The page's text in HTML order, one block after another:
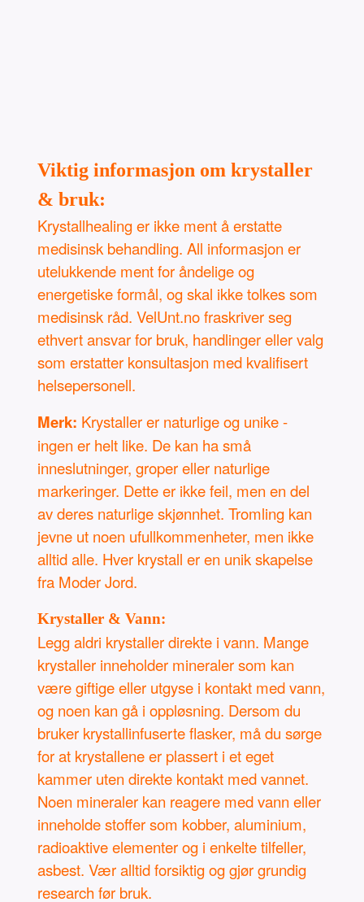
Viktig informasjon om krystaller
& bruk:
Krystallhealing er ikke ment å erstatte
medisinsk behandling. All informasjon er
utelukkende ment for åndelige og
energetiske formål, og skal ikke tolkes som
medisinsk råd. VelUnt.no fraskriver seg
ethvert ansvar for bruk, handlinger eller valg
som erstatter konsultasjon med kvalifisert
helsepersonell.
Merk: Krystaller er naturlige og unike -
ingen er helt like. De kan ha små
inneslutninger, groper eller naturlige
markeringer. Dette er ikke feil, men en del
av deres naturlige skjønnhet. Tromling kan
jevne ut noen ufullkommenheter, men ikke
alltid alle. Hver krystall er en unik skapelse
fra Moder Jord.
Krystaller & Vann:
Legg aldri krystaller direkte i vann. Mange
krystaller inneholder mineraler som kan
være giftige eller utgyse i kontakt med vann,
og noen kan gå i oppløsning. Dersom du
bruker krystallinfuserte flasker, må du sørge
for at krystallene er plassert i et eget
kammer uten direkte kontakt med vannet.
Noen mineraler kan reagere med vann eller
inneholde stoffer som kobber, aluminium,
radioaktive elementer og i enkelte tilfeller,
asbest. Vær alltid forsiktig og gjør grundig
research før bruk.